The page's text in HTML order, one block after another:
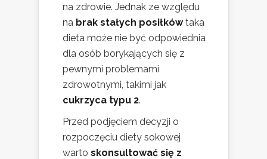
na zdrowie. Jednak ze względu
na brak stałych posiłkówtaka
dieta może nie być odpowiednia
dla osób borykających się z
pewnymi problemami
zdrowotnymi, takimi jak
cukrzyca typu 2.
Przed podjęciem decyzji o
rozpoczęciu diety sokowej
warto skonsultować się z